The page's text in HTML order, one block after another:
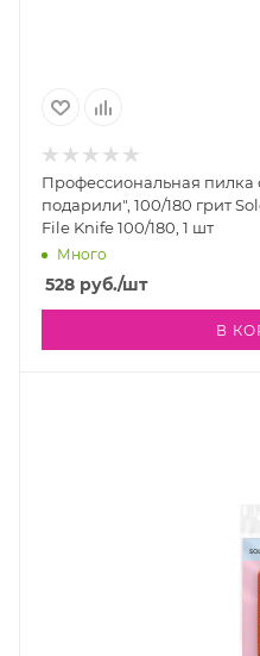
Профессиональная пилка
подарили", 100/180 грит
File Knife 100/180, 1 шт
Много
528 руб./шт
В